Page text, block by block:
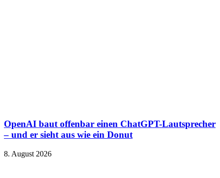
OpenAI baut offenbar einen ChatGPT-Lautsprecher
– und er sieht aus wie ein Donut
8. August 2026